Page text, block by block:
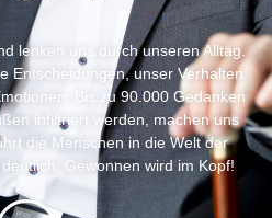
lenken uns durch unseren Alltag.
Entscheidungen, unser Verhalten
Bis zu 90.000 Gedanken
infiltriert werden, machen uns
die Menschen in die Welt der
Gewonnen wird im Kopf!